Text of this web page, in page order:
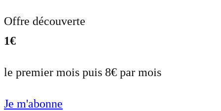
Offre découverte
1€
le premier mois puis 8€ par mois
Je m'abonne